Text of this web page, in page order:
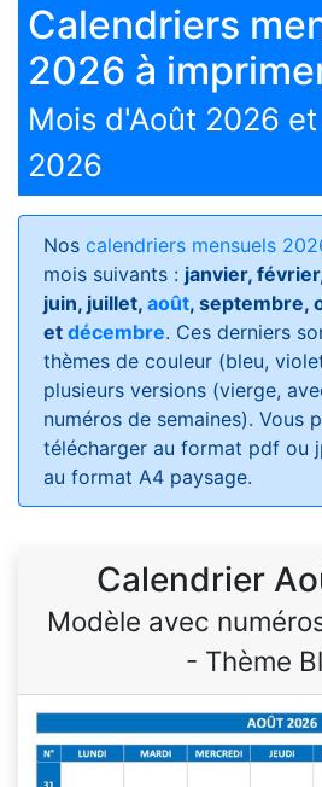
Calendriers
2026 à
Mois d'Août 2026
2026
Nos calendriers mensuels
mois suivants : janvier,
juin, juillet, août, septembre,
et décembre. Ces derniers
thèmes de couleur (bleu,
plusieurs versions (vierge,
numéros de semaines). Vous
télécharger au format pdf ou
au format A4 paysage.
Calendrier
Modèle avec
- Thème